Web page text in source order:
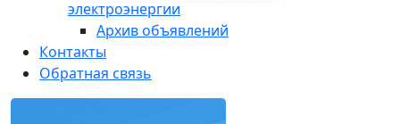
электроэнергии
Архив объявлений
Контакты
Обратная связь